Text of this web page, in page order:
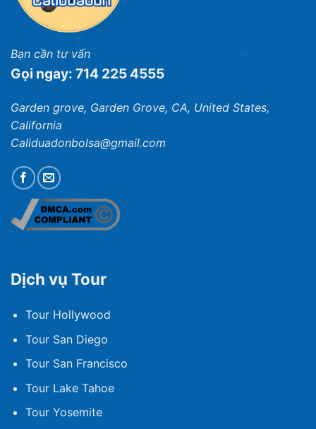
Bạn cần tư vấn
Gọi ngay: 714 225 4555
Garden grove, Garden Grove, CA, United States,
California
Caliduadonbolsa@gmail.com
Dịch vụ Tour
Tour Hollywood
Tour San Diego
Tour San Francisco
Tour Lake Tahoe
Tour Yosemite